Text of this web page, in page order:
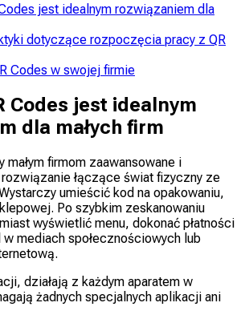
jest idealnym rozwiązaniem dla
dotyczące rozpoczęcia pracy z QR
Codes w swojej firmie
Codes jest idealnym
dla małych firm
małym firmom zaawansowane i
łączące świat fizyczny ze
umieścić kod na opakowaniu,
Po szybkim zeskanowaniu
wyświetlić menu, dokonać płatności
mediach społecznościowych lub
działają z każdym aparatem w
żadnych specjalnych aplikacji ani